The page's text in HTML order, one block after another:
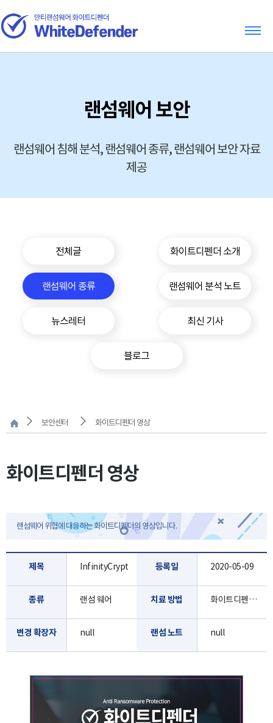
랜섬웨어 보안
랜섬웨어 침해 분석, 랜섬웨어 종류, 랜섬웨어 보안 자료
제공
전체글 화이트디펜더 소개
랜섬웨어 종류 랜섬웨어 분석 노트
뉴스레터 최신 기사
블로그
보안센터 화이트디펜더 영상
화이트디펜더 영상
랜섬웨어 위협에 대응하는 화이트디펜더의 영상입니다.
제목 InfinityCrypt 등록일 2020-05-09
종류 랜섬 웨어 치료 방법 화이트디펜더로 진단/치료 가능합니다.
변경 확장자 null 랜섬 노트 null